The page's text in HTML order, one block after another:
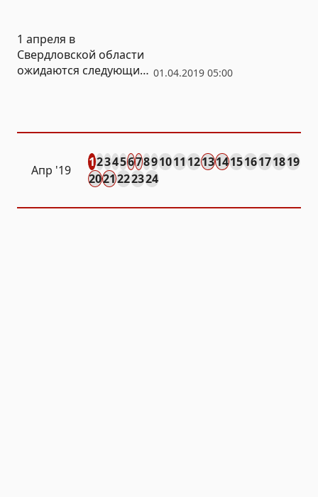
01.04.2019 05:00
1 апреля в
Свердловской области
ожидаются следующие
Апр '19
12345678910111213141516171819
2021222324